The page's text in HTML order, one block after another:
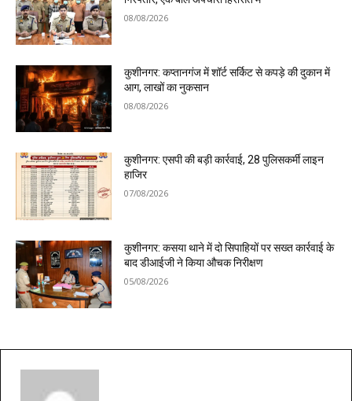
08/08/2026
कुशीनगर: कप्तानगंज में शॉर्ट सर्किट से कपड़े की दुकान में
आग, लाखों का नुकसान
08/08/2026
कुशीनगर: एसपी की बड़ी कार्रवाई, 28 पुलिसकर्मी लाइन
हाजिर
07/08/2026
कुशीनगर: कसया थाने में दो सिपाहियों पर सख्त कार्रवाई के
बाद डीआईजी ने किया औचक निरीक्षण
05/08/2026